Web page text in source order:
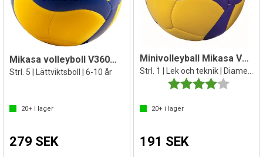
Mikasa volleyboll V360W-SL
Strl. 5 | Lättviktsboll | 6-10 år
20+ i lager
279 SEK
Minivolleyball Mikasa V1.5W
Strl. 1 | Lek och teknik | Diameter 15cm
Betyg:
20+i lager
191 SEK